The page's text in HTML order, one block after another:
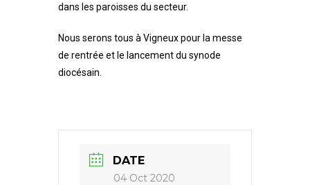
dans les paroisses du secteur.
Nous serons tous à Vigneux pour la messe
de rentrée et le lancement du synode
diocésain.
DATE
04 Oct 2020